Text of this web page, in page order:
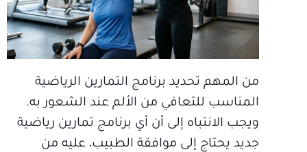
من المهم تحديد برنامج التمارين الرياضية
المناسب للتعافي من الألم عند الشعور به.
ويجب الانتباه إلى أن أي برنامج تمارين رياضية
جديد يحتاج إلى موافقة الطبيب، عليه من